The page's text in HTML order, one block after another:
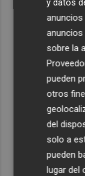
y datos
sobre la
pueden
otros
del
solo a
pueden
lugar del